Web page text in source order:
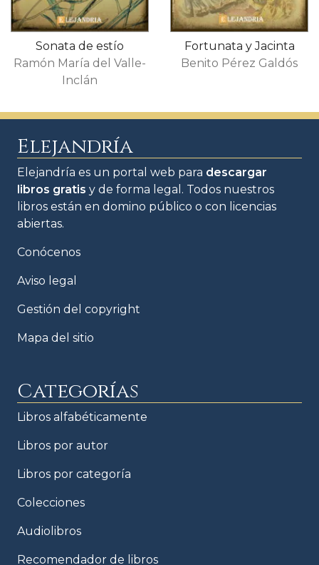
Sonata de estío
Ramón María del Valle-
Inclán
Fortunata y Jacinta
Benito Pérez Galdós
Elejandría
Elejandría es un portal web para descargar
libros gratis y de forma legal. Todos nuestros
libros están en domino público o con licencias
abiertas.
Conócenos
Aviso legal
Gestión del copyright
Mapa del sitio
Categorías
Libros alfabéticamente
Libros por autor
Libros por categoría
Colecciones
Audiolibros
Recomendador de libros